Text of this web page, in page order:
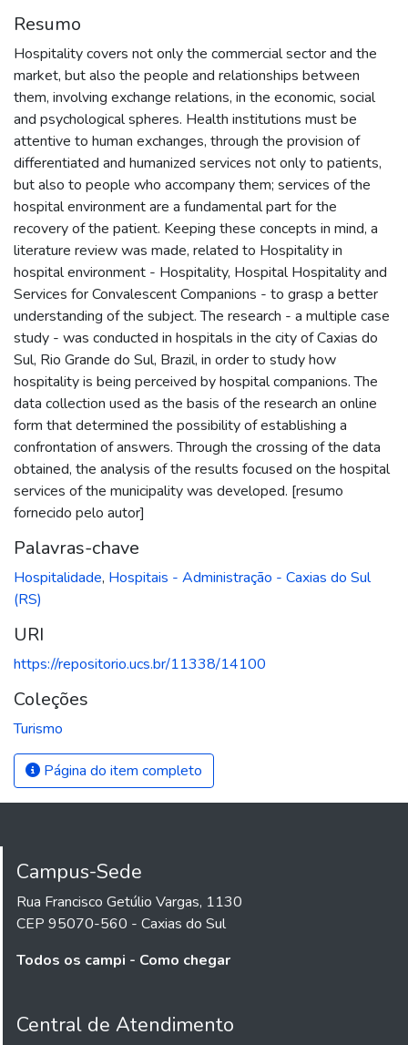
Resumo
Hospitality covers not only the commercial sector and the
market, but also the people and relationships between
them, involving exchange relations, in the economic, social
and psychological spheres. Health institutions must be
attentive to human exchanges, through the provision of
differentiated and humanized services not only to patients,
but also to people who accompany them; services of the
hospital environment are a fundamental part for the
recovery of the patient. Keeping these concepts in mind, a
literature review was made, related to Hospitality in
hospital environment - Hospitality, Hospital Hospitality and
Services for Convalescent Companions - to grasp a better
understanding of the subject. The research - a multiple case
study - was conducted in hospitals in the city of Caxias do
Sul, Rio Grande do Sul, Brazil, in order to study how
hospitality is being perceived by hospital companions. The
data collection used as the basis of the research an online
form that determined the possibility of establishing a
confrontation of answers. Through the crossing of the data
obtained, the analysis of the results focused on the hospital
services of the municipality was developed. [resumo
fornecido pelo autor]
Palavras-chave
Hospitalidade, Hospitais - Administração - Caxias do Sul
(RS)
URI
https://repositorio.ucs.br/11338/14100
Coleções
Turismo
Página do item completo
Campus-Sede
Rua Francisco Getúlio Vargas, 1130
CEP 95070-560 - Caxias do Sul
Todos os campi - Como chegar
Central de Atendimento